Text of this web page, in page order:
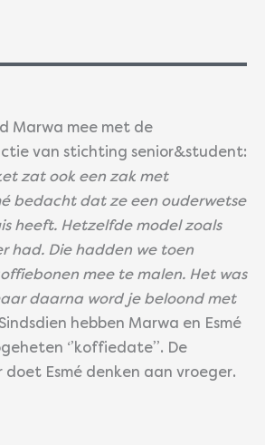
Marwa mee met de
van stichting senior&student:
zat ook een zak met
bedacht dat ze een ouderwetse
heeft. Hetzelfde model zoals
had. Die hadden we toen
mee te malen. Het was
daarna word je beloond met
hebben Marwa en Esmé
‘’koffiedate’’. De
Esmé denken aan vroeger.